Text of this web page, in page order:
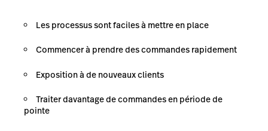
Les processus sont faciles à mettre en place
Commencer à prendre des commandes rapidement
Exposition à de nouveaux clients
Traiter davantage de commandes en période de
pointe